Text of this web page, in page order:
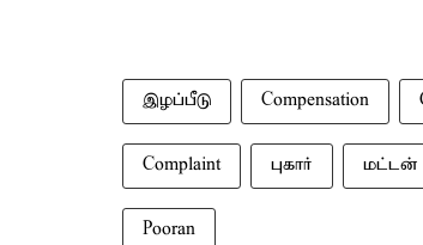
இழப்பீடு Compensation
Complaint புகார் மட்டன்
Pooran